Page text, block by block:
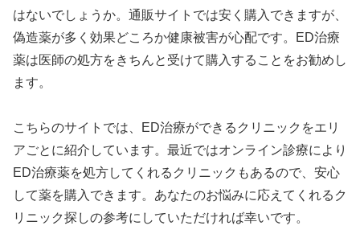
はないでしょうか。通販サイトでは安く購入できますが、
偽造薬が多く効果どころか健康被害が心配です。ED治療
薬は医師の処方をきちんと受けて購入することをお勧めし
ます。
こちらのサイトでは、ED治療ができるクリニックをエリ
アごとに紹介しています。最近ではオンライン診療により
ED治療薬を処方してくれるクリニックもあるので、安心
して薬を購入できます。あなたのお悩みに応えてくれるク
リニック探しの参考にしていただければ幸いです。